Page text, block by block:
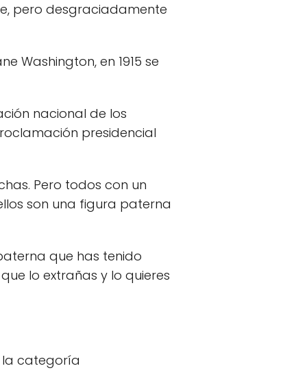
pero desgraciadamente
Washington, en 1915 se
nacional de los
presidencial
Pero todos con un
son una figura paterna
que has tenido
lo extrañas y lo quieres
categoría